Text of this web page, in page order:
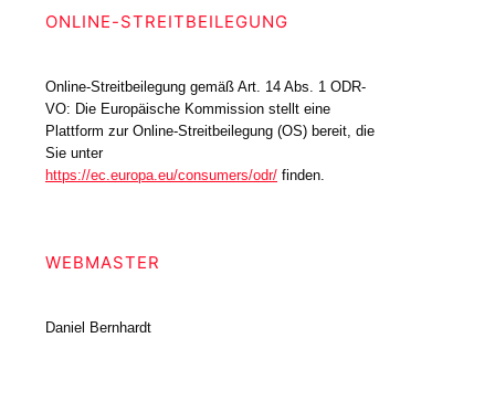
ONLINE-STREITBEILEGUNG
Online-Streitbeilegung gemäß Art. 14 Abs. 1 ODR-
VO: Die Europäische Kommission stellt eine
Plattform zur Online-Streitbeilegung (OS) bereit, die
Sie unter
https://ec.europa.eu/consumers/odr/ finden.
WEBMASTER
Daniel Bernhardt